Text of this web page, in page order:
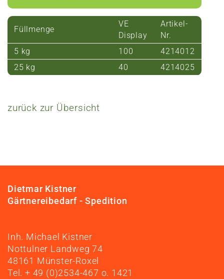
Füllmenge
VE
Display
Artikel-
Nr.
5 kg
100
4214012
25 kg
40 4214025
zurück zur Übersicht
Dietmar Kistner
Gärtnereibedarf - Spedition
Inh. Michael Kistner
Nottulner Landweg 74
48161 Münster-Roxel
Tel. + 49 (0)2534-467 o. 1421